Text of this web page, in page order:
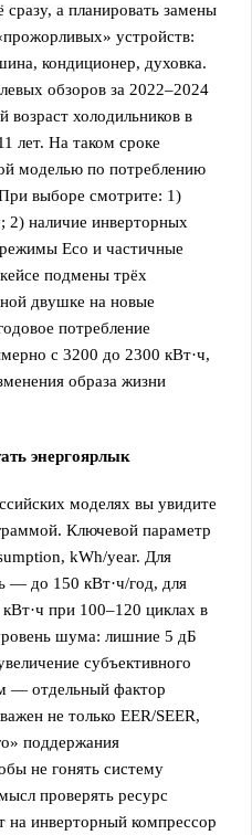
сразу, а планировать замены
устройств:
кондиционер, духовка.
обзоров за 2022–2024
возраст холодильников в
лет. На таком сроке
моделью по потреблению
выборе смотрите: 1)
2) наличие инверторных
Eco и частичные
подмены трёх
двушке на новые
потребление
с 3200 до 2300 кВт·ч,
образа жизни
энергоярлык
моделях вы увидите
Ключевой параметр
kWh/year. Для
— до 150 кВт·ч/год, для
при 100–120 циклах в
шума: лишние 5 дБ
субъективного
— отдельный фактор
не только EER/SEER,
поддержания
не гонять систему
проверять ресурс
на инверторный компрессор